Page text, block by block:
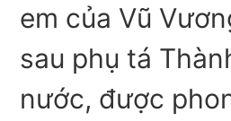
em của Vũ
sau phụ tá
nước, được